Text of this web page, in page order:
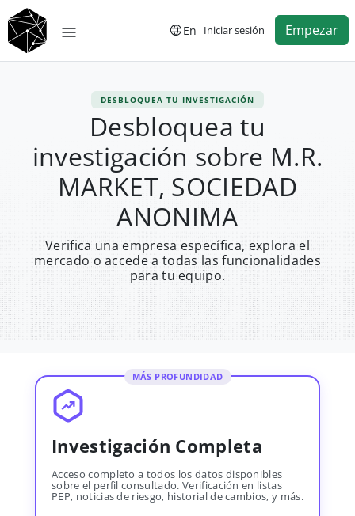
En Iniciar sesión Empezar
DESBLOQUEA TU INVESTIGACIÓN
Desbloquea tu
investigación sobre M.R.
MARKET, SOCIEDAD
ANONIMA
Verifica una empresa específica, explora el
mercado o accede a todas las funcionalidades
para tu equipo.
MÁS PROFUNDIDAD
Investigación Completa
Acceso completo a todos los datos disponibles
sobre el perfil consultado. Verificación en listas
PEP, noticias de riesgo, historial de cambios, y más.